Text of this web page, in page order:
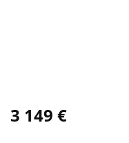
3 149 €